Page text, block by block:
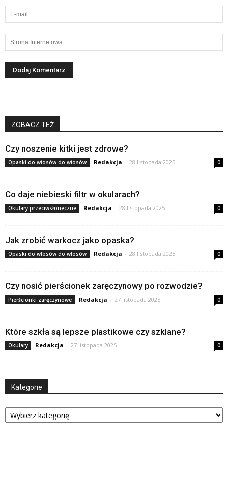
ZOBACZ TEŻ
Czy noszenie kitki jest zdrowe?
Opaski do włosów do włosów Redakcja - 28 listopada 2025 0
Co daje niebieski filtr w okularach?
Okulary przeciwsłoneczne Redakcja - 28 listopada 2025 0
Jak zrobić warkocz jako opaska?
Opaski do włosów do włosów Redakcja - 28 listopada 2025 0
Czy nosić pierścionek zaręczynowy po rozwodzie?
Pierścionki zaręczynowe Redakcja - 27 listopada 2025 0
Które szkła są lepsze plastikowe czy szklane?
Okulary Redakcja - 27 listopada 2025 0
Kategorie
Kategorie